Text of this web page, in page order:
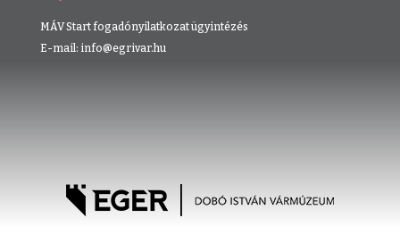
MÁV Start fogadónyilatkozat ügyintézés
E-mail: info@egrivar.hu